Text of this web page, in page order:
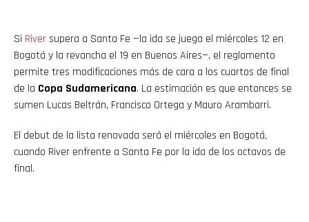
Si Riversupera a Santa Fe —la ida se juega el miércoles 12 en
Bogotá y la revancha el 19 en Buenos Aires—, el reglamento
permite tres modificaciones más de cara a los cuartos de final
de la Copa Sudamericana. La estimación es que entonces se
sumen Lucas Beltrán, Francisco Ortega y Mauro Arambarri.
El debut de la lista renovada será el miércoles en Bogotá,
cuando River enfrente a Santa Fe por la ida de los octavos de
final.